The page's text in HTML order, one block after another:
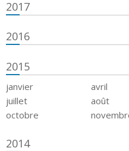
2017
2016
2015
janvier avril
juillet
août
octobre
2014